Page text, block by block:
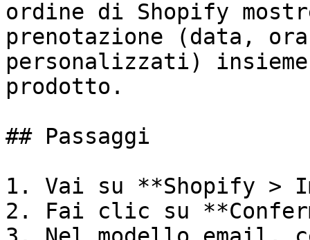
ordine di Shopify
prenotazione (data,
personalizzati)
prodotto.
## Passaggi
1. Vai su **Shopify >
2. Fai clic su